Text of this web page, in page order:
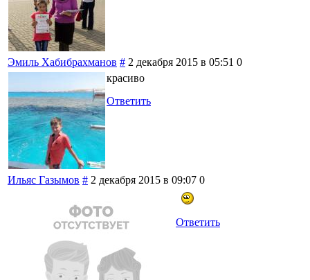
Эмиль Хабибрахманов # 2 декабря 2015 в 05:51 0
красиво
Ответить
Ильяс Газымов # 2 декабря 2015 в 09:07 0
Ответить